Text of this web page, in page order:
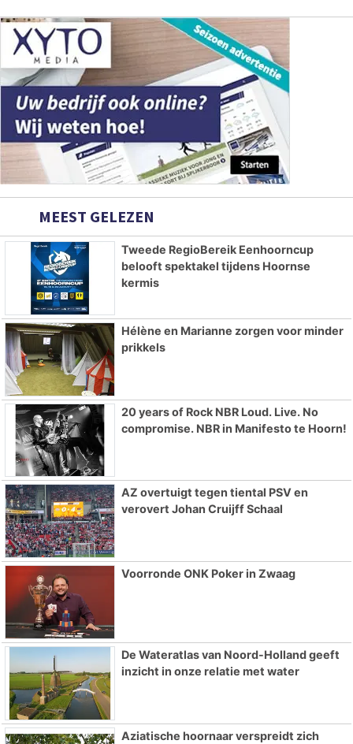
MEEST GELEZEN
Tweede RegioBereik Eenhoorncup
belooft spektakel tijdens Hoornse
kermis
Hélène en Marianne zorgen voor minder
prikkels
20 years of Rock NBR Loud. Live. No
compromise. NBR in Manifesto te Hoorn!
AZ overtuigt tegen tiental PSV en
verovert Johan Cruijff Schaal
Voorronde ONK Poker in Zwaag
De Wateratlas van Noord-Holland geeft
inzicht in onze relatie met water
Aziatische hoornaar verspreidt zich